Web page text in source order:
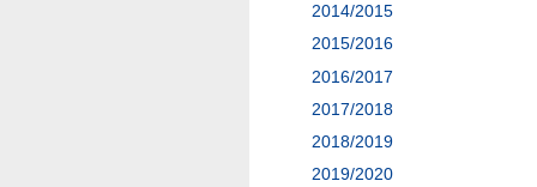
2014/2015
2015/2016
2016/2017
2017/2018
2018/2019
2019/2020